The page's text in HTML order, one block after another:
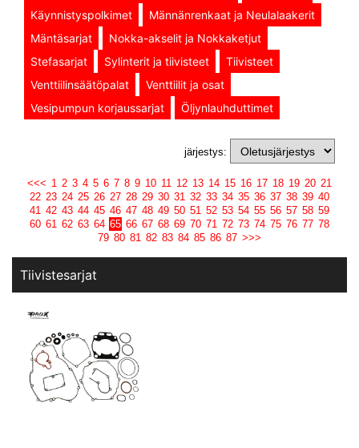
Käynnistyspolkimet
Männänrenkaat ja Neulalaakerit
Mäntäsarjat
Nokka-akselit ja Nokkaketjut
Stefasarjat
Sylinterit ja tiivisteet
Tiivisteet
Venttiilinsäätöpalat
Venttiilit ja osat
Vesipumpun korjaussarjat
Öljynlauhduttimet
järjestys:
<<< 1 2 3 4 5 6 7 8 9 10 11 12 13 14 15 16 17 18 19 20 21
22 23 24 25 26 27 28 29 30 31 32 33 34 35 36 37 38 39 40
41 42 43 44 45 46 47 48 49 50 51 52 53 54 55 56 57 58 59
60 61 62 63 64 65 66 67 68 69 70 71 72 73 74 75 76 77 78
79 80 81 82 83 84 85 86 87 >>>
Tiivistesarjat